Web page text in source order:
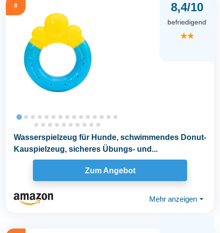
8 8,4/10
befriedigend
★★
Wasserspielzeug für Hunde, schwimmendes Donut-
Kauspielzeug, sicheres Übungs- und...
Zum Angebot
Mehr anzeigen ⏷